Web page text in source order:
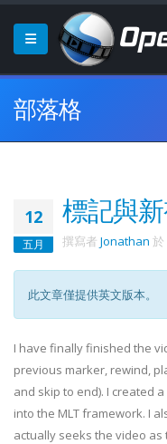
部落格
12
五月
標記與
撰寫者 Jonathan 於
此文章僅提供英文版本。
I have finally finished the
previous marker, rewind,
and skip to end). I created
into the MLT framework. I
actually seeks the video